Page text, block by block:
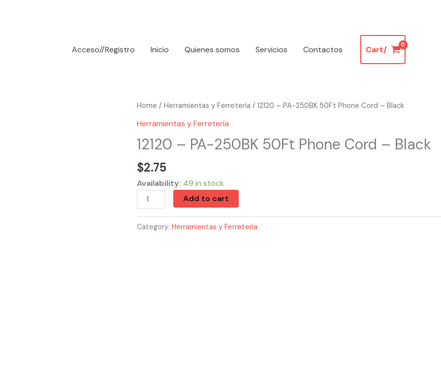
Acceso//Registro
Inicio Quienes somos Servicios Contactos Cart/
Home / Herramientas y Ferretería / 12120 – PA-250BK 50Ft Phone Cord – Black
Herramientas y Ferretería
12120 – PA-250BK 50Ft Phone Cord – Black
$2.75
Availability: 49 in stock
12120
-
250BK
Phone
Cord
Black
quantity
Add to cart
Category: Herramientas y Ferretería